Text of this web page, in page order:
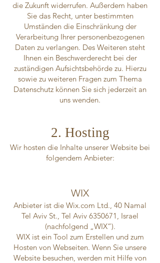
die Zukunft widerrufen. Außerdem haben
Sie das Recht, unter bestimmten
Umständen die Einschränkung der
Verarbeitung Ihrer personenbezogenen
Daten zu verlangen. Des Weiteren steht
Ihnen ein Beschwerderecht bei der
zuständigen Aufsichtsbehörde zu. Hierzu
sowie zu weiteren Fragen zum Thema
Datenschutz können Sie sich jederzeit an
uns wenden.
2. Hosting
Wir hosten die Inhalte unserer Website bei
folgendem Anbieter:
WIX
Anbieter ist die Wix.com Ltd., 40 Namal
Tel Aviv St., Tel Aviv 6350671 , Israel
(nachfolgend „WIX“).
WIX ist ein Tool zum Erstellen und zum
Hosten von Webseiten. Wenn Sie unsere
Website besuchen, werden mit Hilfe von